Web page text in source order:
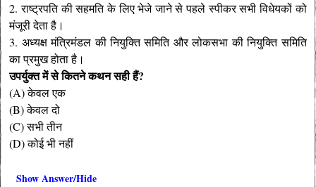
2. राष्ट्रपति की सहमति के लिए भेजे जाने से पहले स्पीकर सभी विधेयकों को
मंजूरी देता है।
3. अध्यक्ष मंत्रिमंडल की नियुक्ति समिति और लोकसभा की नियुक्ति समिति
का प्रमुख होता है।
उपर्युक्त में से कितने कथन सही हैं?
(A) केवल एक
(B) केवल दो
(C) सभी तीन
(D) कोई भी नहीं
Show Answer/Hide